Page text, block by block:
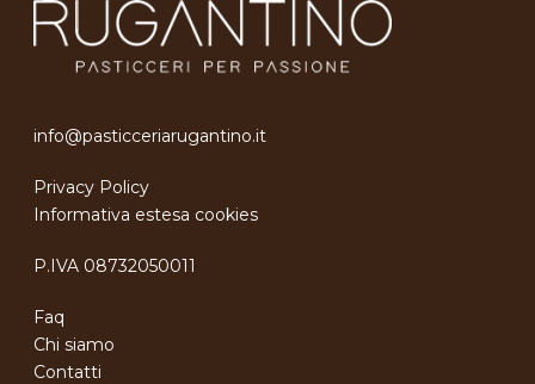
info@pasticceriarugantino.it
Privacy Policy
Informativa estesa cookies
P.IVA 08732050011
Faq
Chi siamo
Contatti